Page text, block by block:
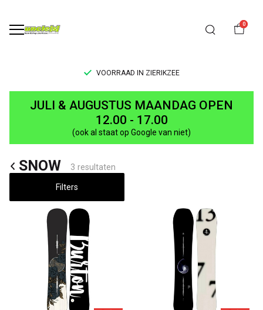
0
VOORRAAD IN ZIERIKZEE
Zoekresultaten
'cruiser'
UNCLE[S]
Boardshop
JULI & AUGUSTUS MAANDAG OPEN
12.00 - 17.00
(ook al staat op Google van niet)
SNOW 3 resultaten
Filters